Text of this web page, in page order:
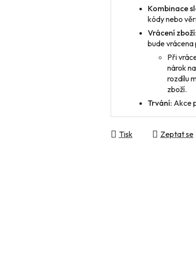
Kombinace
kódy nebo
Vrácení zboží:
bude vrácena
Při
nárok
rozdílu
zboží.
Trvání: Akce
Tisk Zeptat se